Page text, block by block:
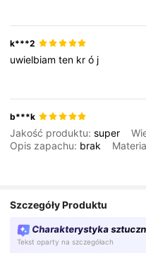
k***2
uwielbiamten kró j
b***k
Jakość produktu:super
Opis zapachu: brak
Szczegóły Produktu
Charakterystyka
Tekst oparty na szczegółach